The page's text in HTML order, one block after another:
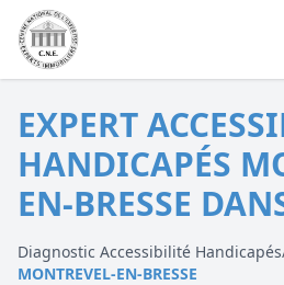
EXPERT
HANDICAPÉS
EN-BRESSE
Diagnostic Accessibilité Handicapés
MONTREVEL-EN-BRESSE